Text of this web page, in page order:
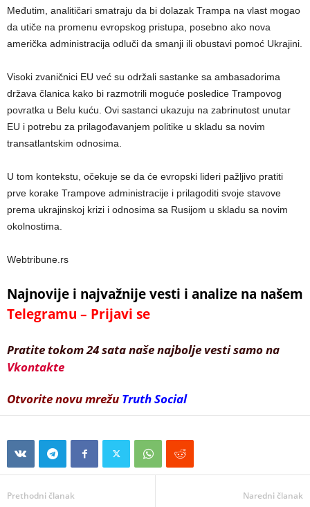
Međutim, analitičari smatraju da bi dolazak Trampa na vlast mogao
da utiče na promenu evropskog pristupa, posebno ako nova
američka administracija odluči da smanji ili obustavi pomoć Ukrajini.
Visoki zvaničnici EU već su održali sastanke sa ambasadorima
država članica kako bi razmotrili moguće posledice Trampovog
povratka u Belu kuću. Ovi sastanci ukazuju na zabrinutost unutar
EU i potrebu za prilagođavanjem politike u skladu sa novim
transatlantskim odnosima.
U tom kontekstu, očekuje se da će evropski lideri pažljivo pratiti
prve korake Trampove administracije i prilagoditi svoje stavove
prema ukrajinskoj krizi i odnosima sa Rusijom u skladu sa novim
okolnostima.
Webtribune.rs
Najnovije i najvažnije vesti i analize na našem
Telegramu – Prijavi se
Pratite tokom 24 sata naše najbolje vesti samo na
Vkontakte
Otvorite novu mrežu Truth Social
Prethodni članak Naredni članak